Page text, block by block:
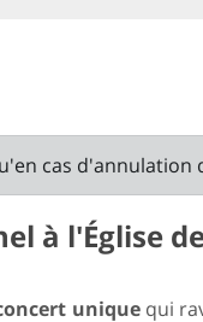
cas d'annulation
à l'Église
uniquequi